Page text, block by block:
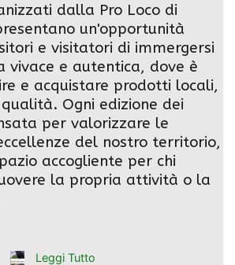
dalla Pro Loco di
un'opportunità
e visitatori di immergersi
vivace e autentica, dove è
e acquistare prodotti locali,
Ogni edizione dei
per valorizzare le
del nostro territorio,
accogliente per chi
la propria attività o la
Leggi Tutto